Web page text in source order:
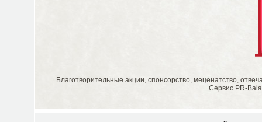
Благотворительные акции, спонсорство, меценатство,
Сервис PR-